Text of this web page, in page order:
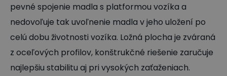
pevné spojenie madla s platformou vozíka a
nedovoľuje tak uvoľnenie madla v jeho uložení po
celú dobu životnosti vozíka. Ložná plocha je zváraná
z oceľových profilov, konštrukčné riešenie zaručuje
najlepšiu stabilitu aj pri vysokých zaťaženiach.